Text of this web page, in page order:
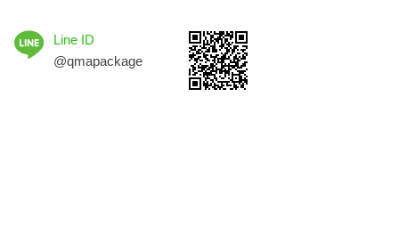
Line ID
@qmapackage